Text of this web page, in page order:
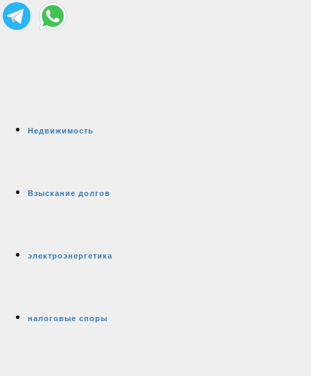
Недвижимость
Взыскание долгов
электроэнергетика
налоговые споры